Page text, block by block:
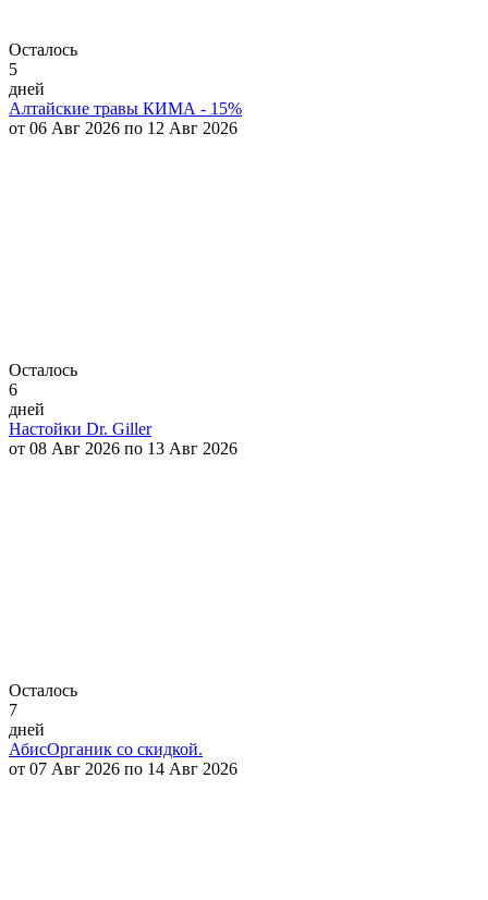
Осталось
5
дней
Алтайские травы КИМА - 15%
от 06 Авг 2026 по 12 Авг 2026
Осталось
6
дней
Настойки Dr. Giller
от 08 Авг 2026 по 13 Авг 2026
Осталось
7
дней
АбисОрганик со скидкой.
от 07 Авг 2026 по 14 Авг 2026